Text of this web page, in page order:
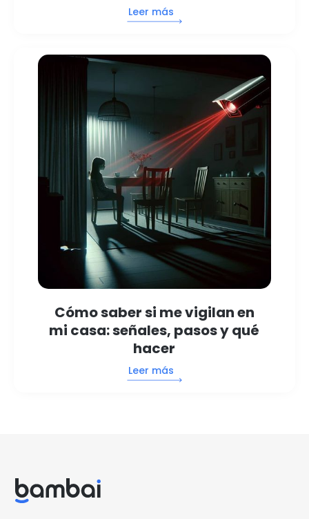
Leer más
Cómo saber si me vigilan en
mi casa: señales, pasos y qué
hacer
Leer más